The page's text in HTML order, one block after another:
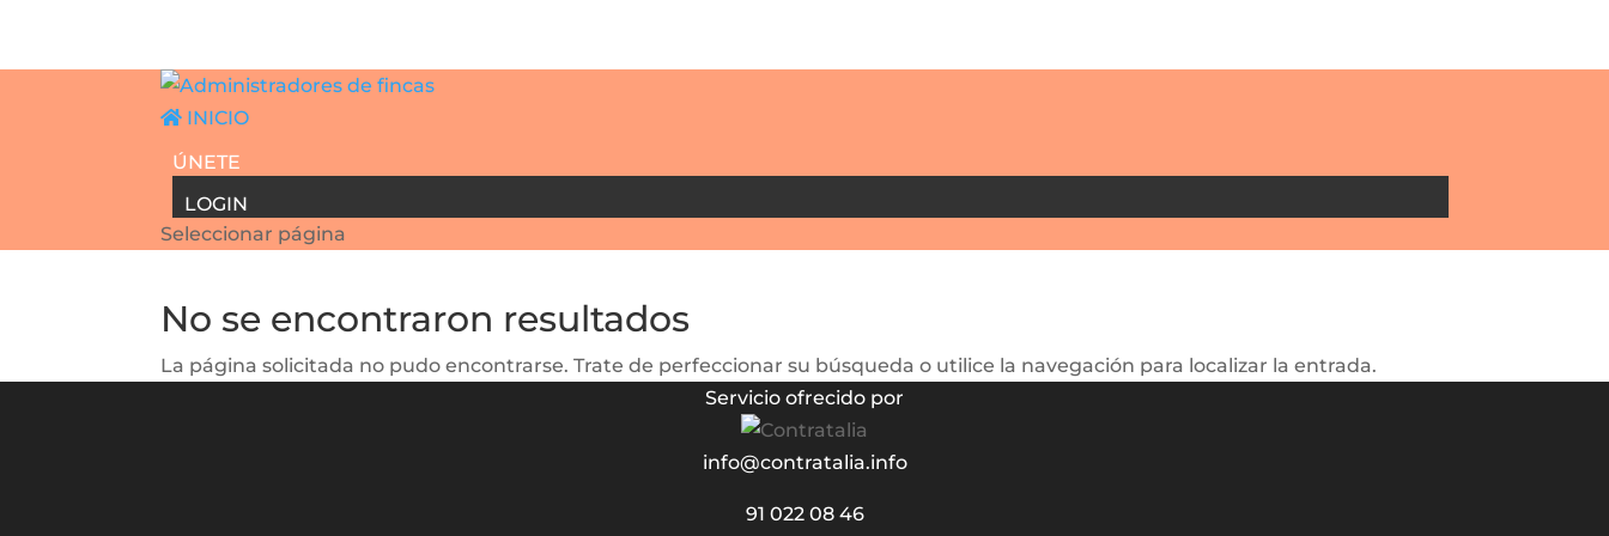
INICIO
ÚNETE
LOGIN
Seleccionar página
No se encontraron resultados
La página solicitada no pudo encontrarse. Trate de perfeccionar su búsqueda o utilice la navegación para localizar la entrada.
Servicio ofrecido por
info@contratalia.info
91 022 08 46